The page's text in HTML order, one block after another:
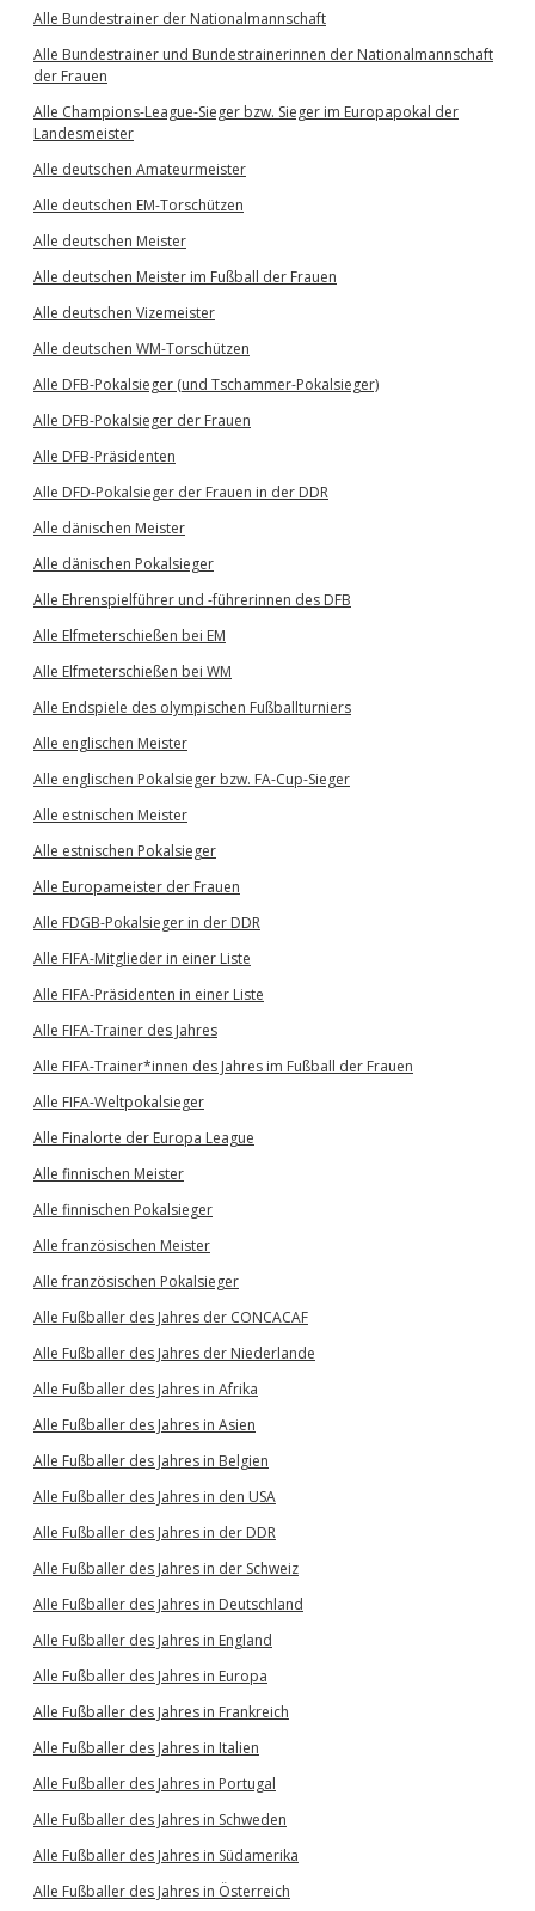
Alle Bundestrainer der Nationalmannschaft
Alle Bundestrainer und Bundestrainerinnen der Nationalmannschaft
der Frauen
Alle Champions-League-Sieger bzw. Sieger im Europapokal der
Landesmeister
Alle deutschen Amateurmeister
Alle deutschen EM-Torschützen
Alle deutschen Meister
Alle deutschen Meister im Fußball der Frauen
Alle deutschen Vizemeister
Alle deutschen WM-Torschützen
Alle DFB-Pokalsieger (und Tschammer-Pokalsieger)
Alle DFB-Pokalsieger der Frauen
Alle DFB-Präsidenten
Alle DFD-Pokalsieger der Frauen in der DDR
Alle dänischen Meister
Alle dänischen Pokalsieger
Alle Ehrenspielführer und -führerinnen des DFB
Alle Elfmeterschießen bei EM
Alle Elfmeterschießen bei WM
Alle Endspiele des olympischen Fußballturniers
Alle englischen Meister
Alle englischen Pokalsieger bzw. FA-Cup-Sieger
Alle estnischen Meister
Alle estnischen Pokalsieger
Alle Europameister der Frauen
Alle FDGB-Pokalsieger in der DDR
Alle FIFA-Mitglieder in einer Liste
Alle FIFA-Präsidenten in einer Liste
Alle FIFA-Trainer des Jahres
Alle FIFA-Trainer*innen des Jahres im Fußball der Frauen
Alle FIFA-Weltpokalsieger
Alle Finalorte der Europa League
Alle finnischen Meister
Alle finnischen Pokalsieger
Alle französischen Meister
Alle französischen Pokalsieger
Alle Fußballer des Jahres der CONCACAF
Alle Fußballer des Jahres der Niederlande
Alle Fußballer des Jahres in Afrika
Alle Fußballer des Jahres in Asien
Alle Fußballer des Jahres in Belgien
Alle Fußballer des Jahres in den USA
Alle Fußballer des Jahres in der DDR
Alle Fußballer des Jahres in der Schweiz
Alle Fußballer des Jahres in Deutschland
Alle Fußballer des Jahres in England
Alle Fußballer des Jahres in Europa
Alle Fußballer des Jahres in Frankreich
Alle Fußballer des Jahres in Italien
Alle Fußballer des Jahres in Portugal
Alle Fußballer des Jahres in Schweden
Alle Fußballer des Jahres in Südamerika
Alle Fußballer des Jahres in Österreich